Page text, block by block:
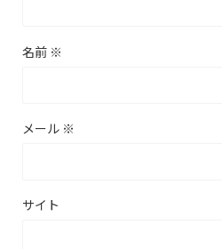
名前 ※
メール ※
サイト